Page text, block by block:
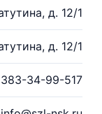
д. 12/1
д. 12/1
383-34-99-517